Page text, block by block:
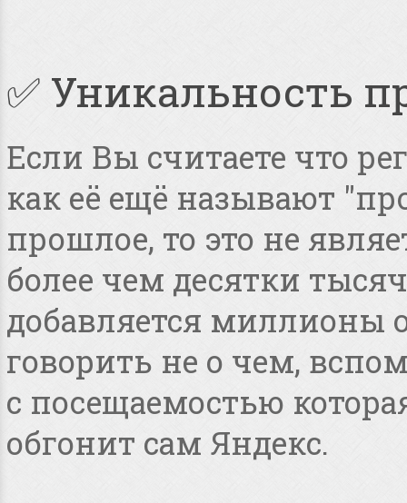
✅ Уникальность
Если Вы считаете что
как её ещё называют
прошлое, то это не
более чем десятки
добавляется миллионы
говорить не о чем,
с посещаемостью
обгонит сам Яндекс.